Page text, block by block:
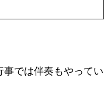
では伴奏もやってい